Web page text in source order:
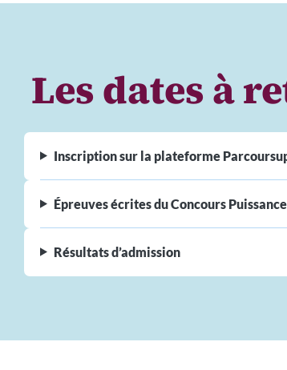
Les dates à
Inscription sur la plateforme
Épreuves écrites du Concours
Résultats d’admission